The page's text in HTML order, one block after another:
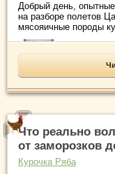
Добрый день,
на разборе полетов
мясояичные породы
Что реально
от заморозков
Курочка Ряба